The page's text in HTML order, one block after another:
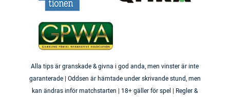
Alla tips är granskade & givna i god anda, men vinster är inte
garanterade | Oddsen är hämtade under skrivande stund, men
kan ändras inför matchstarten | 18+ gäller för spel | Regler &